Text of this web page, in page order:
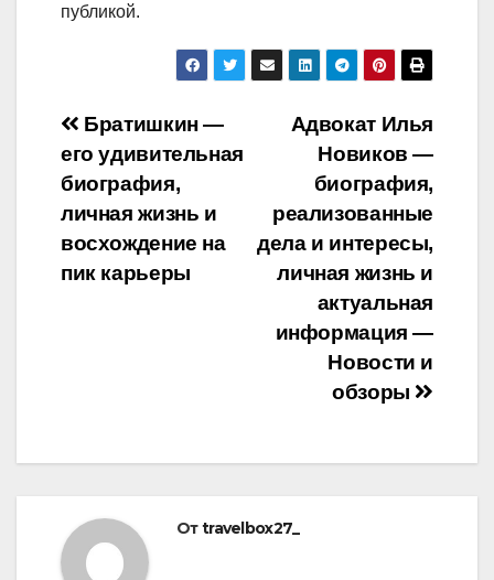
публикой.
Навигация
по
записям
Адвокат Илья
Новиков —
биография,
реализованные
дела и интересы,
личная жизнь и
актуальная
информация —
Новости и
обзоры
Братишкин —
его удивительная
биография,
личная жизнь и
восхождение на
пик карьеры
Отtravelbox27_